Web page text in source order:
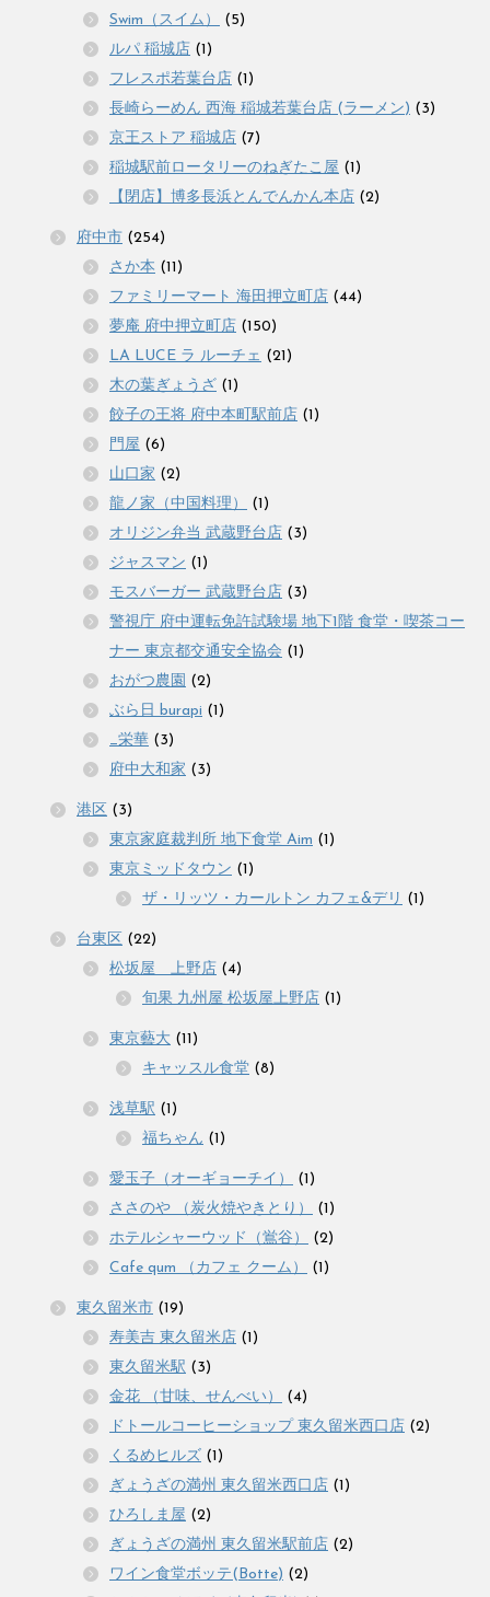
Swim（スイム）
(5)
ルパ 稲城店 (1)
フレスポ若葉台店 (1)
長崎らーめん 西海 稲城若葉台店 (ラーメン) (3)
京王ストア 稲城店 (7)
稲城駅前ロータリーのねぎたこ屋 (1)
【閉店】博多長浜とんでんかん本店 (2)
府中市 (254)
さか本 (11)
ファミリーマート 海田押立町店 (44)
夢庵 府中押立町店 (150)
LA LUCE ラ ルーチェ (21)
木の葉ぎょうざ (1)
餃子の王将 府中本町駅前店 (1)
門屋 (6)
山口家 (2)
龍ノ家（中国料理）
(1)
オリジン弁当 武蔵野台店 (3)
ジャスマン (1)
モスバーガー 武蔵野台店 (3)
警視庁 府中運転免許試験場 地下1階 食堂・喫茶コー
ナー 東京都交通安全協会 (1)
おがつ農園 (2)
ぶら日 burapi (1)
_栄華 (3)
府中大和家 (3)
港区 (3)
東京家庭裁判所 地下食堂 Aim (1)
東京ミッドタウン (1)
ザ・リッツ・カールトン カフェ&デリ (1)
台東区 (22)
松坂屋 上野店 (4)
旬果 九州屋 松坂屋上野店 (1)
東京藝大 (11)
キャッスル食堂 (8)
浅草駅 (1)
福ちゃん (1)
愛玉子（オーギョーチイ）
(1)
ささのや （炭火焼やきとり）
(1)
ホテルシャーウッド（鴬谷）
(2)
Cafe qum （カフェ クーム）
(1)
東久留米市 (19)
寿美吉 東久留米店 (1)
東久留米駅 (3)
金花 （甘味、せんべい）
(4)
ドトールコーヒーショップ 東久留米西口店 (2)
くるめヒルズ (1)
ぎょうざの満州 東久留米西口店 (1)
ひろしま屋 (2)
ぎょうざの満州 東久留米駅前店 (2)
ワイン食堂ボッテ(Botte) (2)